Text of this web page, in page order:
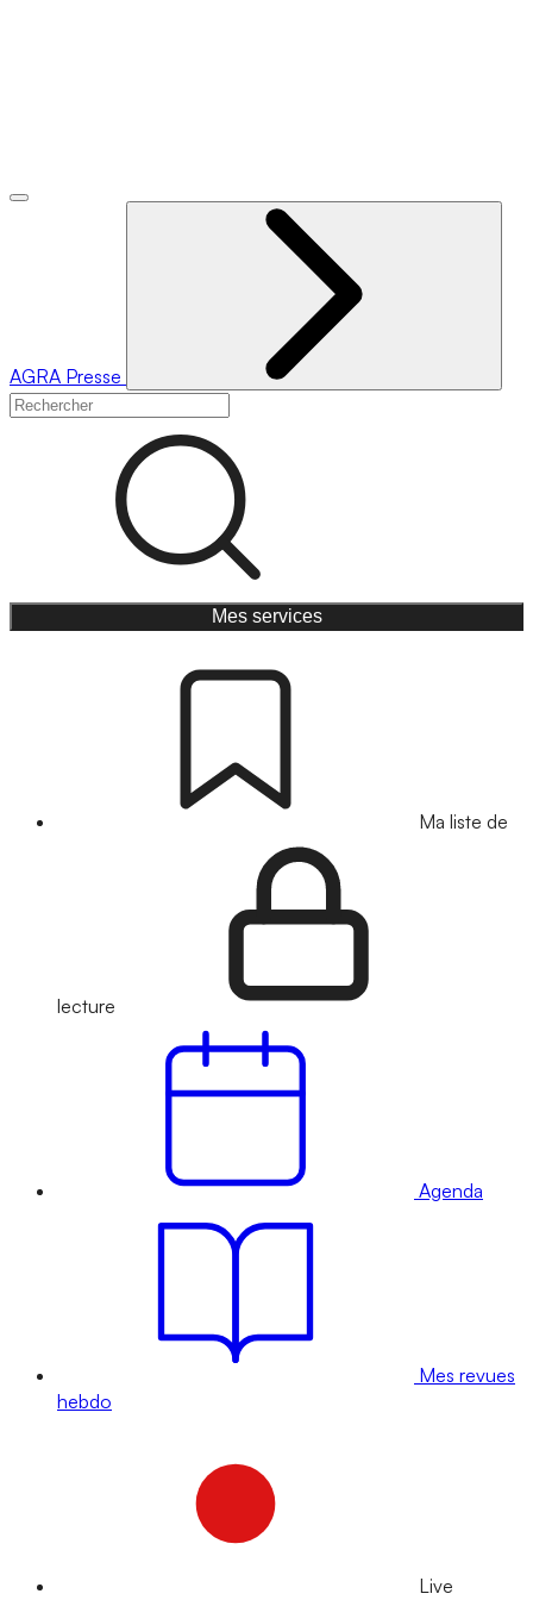
AGRA Presse
Mes services
Ma liste de
lecture
Agenda
Mes revues
hebdo
Live